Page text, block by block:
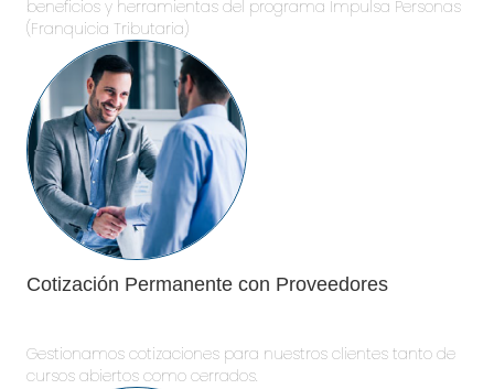
beneficios y herramientas del programa Impulsa Personas
(Franquicia Tributaria)
Cotización Permanente con Proveedores
Gestionamos cotizaciones para nuestros clientes tanto de
cursos abiertos como cerrados.